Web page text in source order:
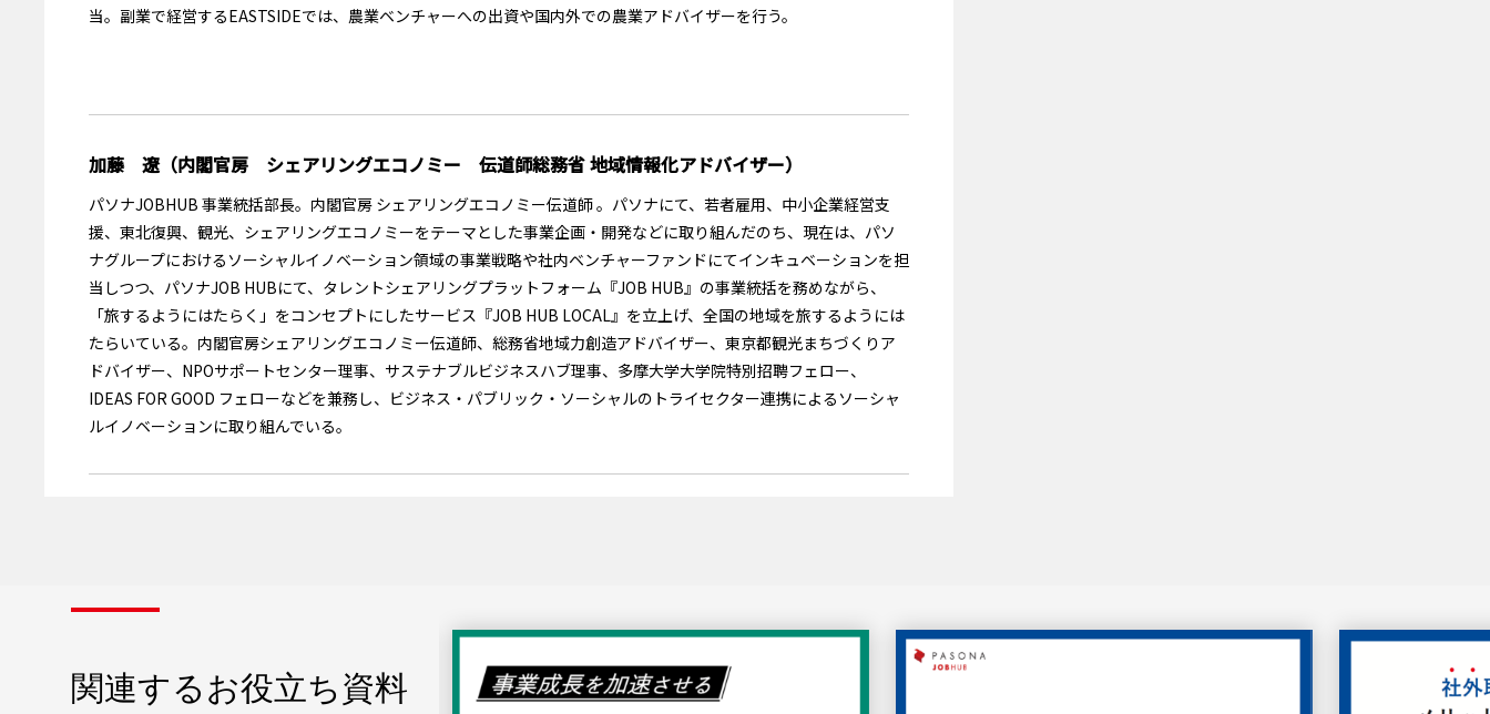
当。副業で経営するEASTSIDEでは、農業ベンチャーへの出資や国内外での農業アドバイザーを行う。
加藤 遼（内閣官房 シェアリングエコノミー 伝道師総務省 地域情報化アドバイザー）
パソナJOBHUB 事業統括部長。内閣官房 シェアリングエコノミー伝道師 。パソナにて、若者雇用、中小企業経営支
援、東北復興、観光、シェアリングエコノミーをテーマとした事業企画・開発などに取り組んだのち、現在は、パソ
ナグループにおけるソーシャルイノベーション領域の事業戦略や社内ベンチャーファンドにてインキュベーションを担
当しつつ、パソナJOB HUBにて、タレントシェアリングプラットフォーム『JOB HUB』の事業統括を務めながら、
「旅するようにはたらく」をコンセプトにしたサービス『JOB HUB LOCAL』を立上げ、全国の地域を旅するようには
たらいている。内閣官房シェアリングエコノミー伝道師、総務省地域力創造アドバイザー、東京都観光まちづくりア
ドバイザー、NPOサポートセンター理事、サステナブルビジネスハブ理事、多摩大学大学院特別招聘フェロー、
IDEAS FOR GOOD フェローなどを兼務し、ビジネス・パブリック・ソーシャルのトライセクター連携によるソーシャ
ルイノベーションに取り組んでいる。
関連するお役立ち資料